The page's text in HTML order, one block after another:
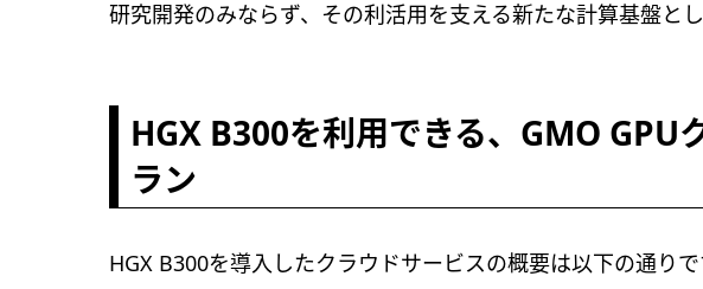
研究開発のみならず、その利活用を支える新たな計算基盤と
HGX B300を利用できる、GMO GPU
ラン
HGX B300を導入したクラウドサービスの概要は以下の通りで